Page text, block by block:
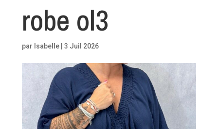
robe ol3
par Isabelle| 3 Juil 2026